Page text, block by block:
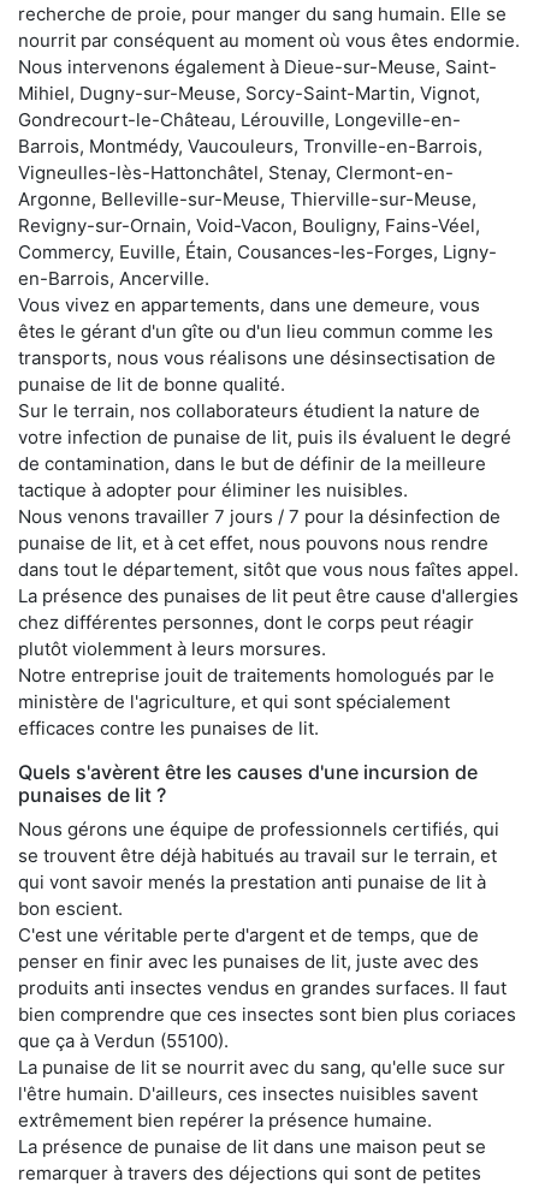
recherche de proie, pour manger du sang humain. Elle se
nourrit par conséquent au moment où vous êtes endormie.
Nous intervenons également à Dieue-sur-Meuse, Saint-
Mihiel, Dugny-sur-Meuse, Sorcy-Saint-Martin, Vignot,
Gondrecourt-le-Château, Lérouville, Longeville-en-
Barrois, Montmédy, Vaucouleurs, Tronville-en-Barrois,
Vigneulles-lès-Hattonchâtel, Stenay, Clermont-en-
Argonne, Belleville-sur-Meuse, Thierville-sur-Meuse,
Revigny-sur-Ornain, Void-Vacon, Bouligny, Fains-Véel,
Commercy, Euville, Étain, Cousances-les-Forges, Ligny-
en-Barrois, Ancerville.
Vous vivez en appartements, dans une demeure, vous
êtes le gérant d'un gîte ou d'un lieu commun comme les
transports, nous vous réalisons une désinsectisation de
punaise de lit de bonne qualité.
Sur le terrain, nos collaborateurs étudient la nature de
votre infection de punaise de lit, puis ils évaluent le degré
de contamination, dans le but de définir de la meilleure
tactique à adopter pour éliminer les nuisibles.
Nous venons travailler 7 jours / 7 pour la désinfection de
punaise de lit, et à cet effet, nous pouvons nous rendre
dans tout le département, sitôt que vous nous faîtes appel.
La présence des punaises de lit peut être cause d'allergies
chez différentes personnes, dont le corps peut réagir
plutôt violemment à leurs morsures.
Notre entreprise jouit de traitements homologués par le
ministère de l'agriculture, et qui sont spécialement
efficaces contre les punaises de lit.
Quels s'avèrent être les causes d'une incursion de
punaises de lit ?
Nous gérons une équipe de professionnels certifiés, qui
se trouvent être déjà habitués au travail sur le terrain, et
qui vont savoir menés la prestation anti punaise de lit à
bon escient.
C'est une véritable perte d'argent et de temps, que de
penser en finir avec les punaises de lit, juste avec des
produits anti insectes vendus en grandes surfaces. Il faut
bien comprendre que ces insectes sont bien plus coriaces
que ça à Verdun (55100).
La punaise de lit se nourrit avec du sang, qu'elle suce sur
l'être humain. D'ailleurs, ces insectes nuisibles savent
extrêmement bien repérer la présence humaine.
La présence de punaise de lit dans une maison peut se
remarquer à travers des déjections qui sont de petites